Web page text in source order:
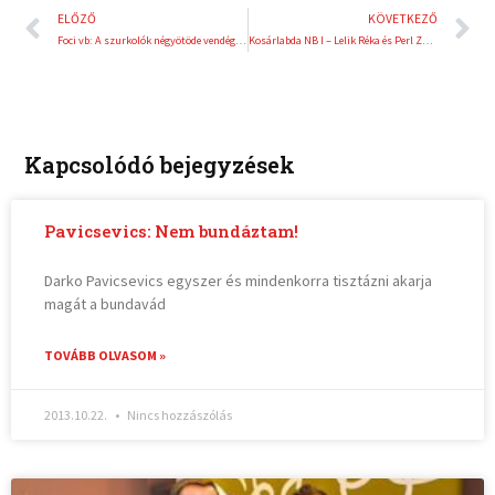
Előző
ELŐZŐ
Foci vb: A szurkolók négyötöde vendég győzelmet vár a magyar-portugál selejtezőn
KÖVETKEZŐ
Kosárlabda NB I – Lelik Réka és Perl Zoltán lett az előző szezon legjobb játékosa
Kapcsolódó bejegyzések
Pavicsevics: Nem bundáztam!
Darko Pavicsevics egyszer és mindenkorra tisztázni akarja
magát a bundavád
TOVÁBB OLVASOM »
2013.10.22. Nincs hozzászólás